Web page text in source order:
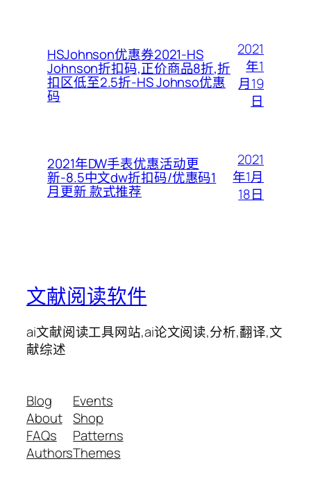
HSJohnson优惠券2021-HS
Johnson折扣码,正价商品8折,折
扣区低至2.5折-HS Johnso优惠
码
2021
年1
月19
日
2021年DW手表优惠活动更
新-8.5中文dw折扣码/优惠码1
月更新 款式推荐
2021
年1月
18日
文献阅读软件
ai文献阅读工具网站,ai论文阅读,分析,翻译,文
献综述
Blog
About
FAQs
Authors
Events
Shop
Patterns
Themes